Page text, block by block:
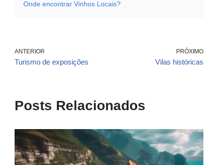
Onde encontrar Vinhos Locais?
ANTERIOR
Turismo de exposições
PRÓXIMO
Vilas históricas
Posts Relacionados